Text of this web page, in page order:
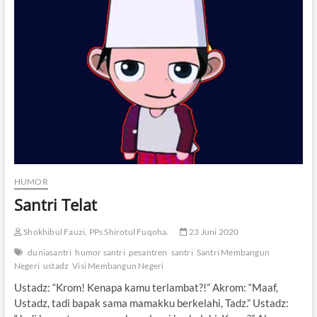
HUMOR
Santri Telat
Shokhibul Fauzi, PPs Shirotul Fuqoha.
23 Juni 2020
duniasantri humor santri pesantren santri Santri Membangun
Negeri ustadz Visi Membangun Negeri
Ustadz: “Krom! Kenapa kamu terlambat?!” Akrom: “Maaf,
Ustadz, tadi bapak sama mamakku berkelahi, Tadz.” Ustadz: